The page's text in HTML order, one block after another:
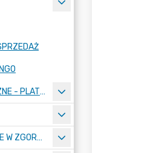
ZAMÓWIENIA PUBLICZNE - PLATFORMA ZAKUPOWA
STAROSTWO POWIATOWE W ZGORZELCU